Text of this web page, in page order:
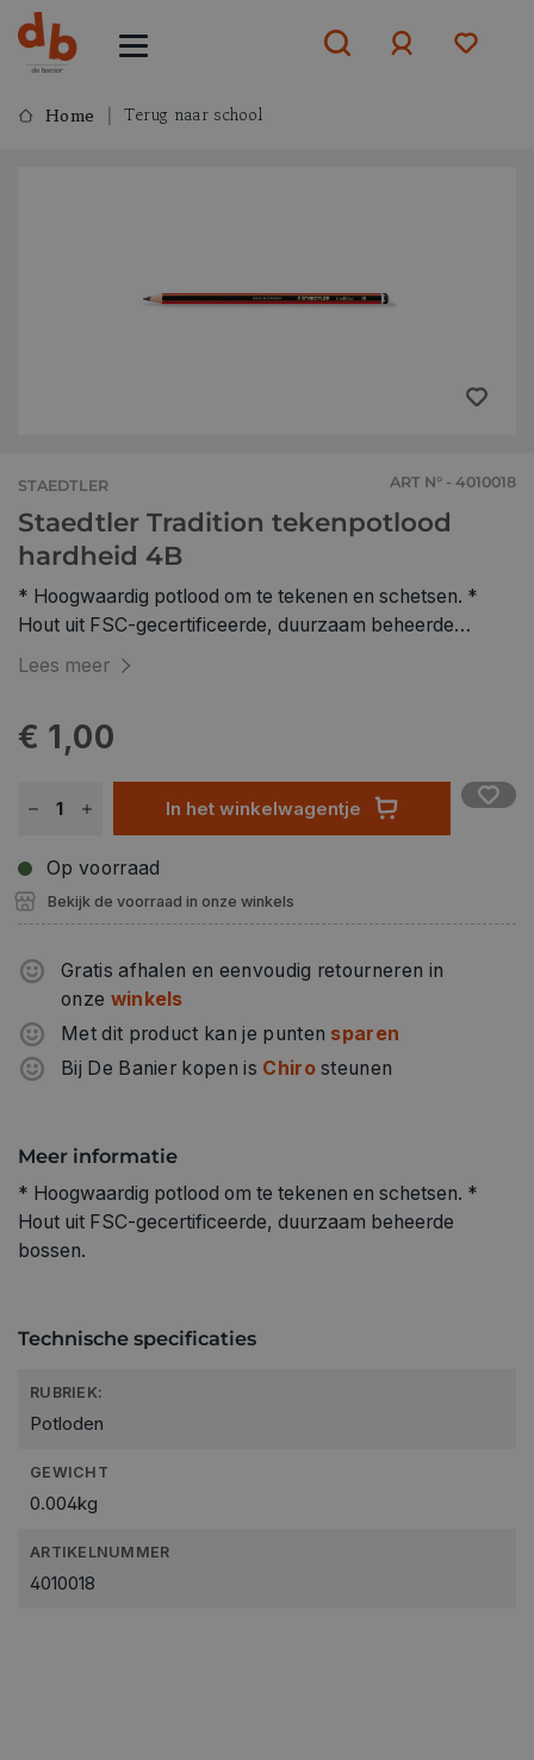
Home Terug naar school
STAEDTLER ART N° - 4010018
Staedtler Tradition tekenpotlood
hardheid 4B
* Hoogwaardig potlood om te tekenen en schetsen. *
Hout uit FSC-gecertificeerde, duurzaam beheerde
bossen.
Lees meer
€ 1,00
In het winkelwagentje
Op voorraad
Bekijk de voorraad in onze winkels
Gratis afhalen en eenvoudig retourneren in
onze winkels
Met dit product kan je punten sparen
Bij De Banier kopen is Chirosteunen
Meer informatie
* Hoogwaardig potlood om te tekenen en schetsen. *
Hout uit FSC-gecertificeerde, duurzaam beheerde
bossen.
Technische specificaties
RUBRIEK:
Potloden
GEWICHT
0.004kg
ARTIKELNUMMER
4010018